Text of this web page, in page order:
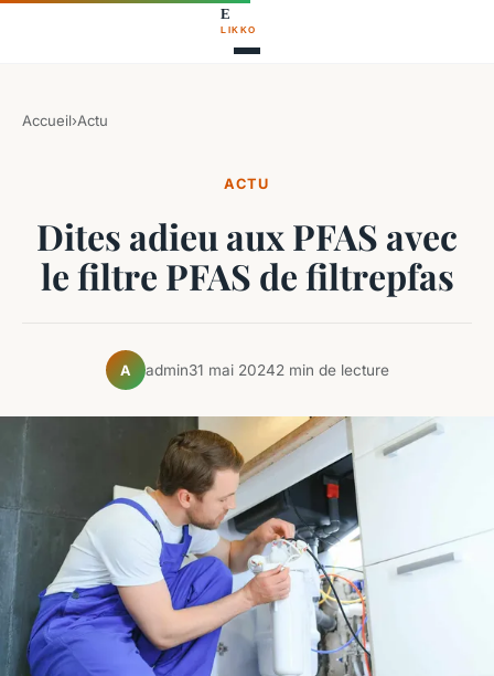
Accueil›Actu
ACTU
Dites adieu aux PFAS avec
le filtre PFAS de filtrepfas
A admin31 mai 20242 min de lecture